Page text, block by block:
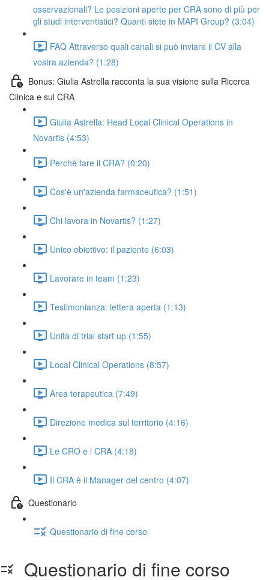
osservazionali? Le posizioni aperte per CRA sono di più per
gli studi interventistici? Quanti siete in MAPI Group? (3:04)
FAQ Attraverso quali canali si può inviare il CV alla
vostra azienda? (1:28)
Bonus: Giulia Astrella racconta la sua visione sulla Ricerca
Clinica e sul CRA
Giulia Astrella: Head Local Clinical Operations in
Novartis (4:53)
Perchè fare il CRA? (0:20)
Cos'è un'azienda farmaceutica? (1:51)
Chi lavora in Novartis? (1:27)
Unico obiettivo: il paziente (6:03)
Lavorare in team (1:23)
Testimonianza: lettera aperta (1:13)
Unità di trial start up (1:55)
Local Clinical Operations (8:57)
Area terapeutica (7:49)
Direzione medica sul territorio (4:16)
Le CRO e i CRA (4:18)
Il CRA è il Manager del centro (4:07)
Questionario
Questionario di fine corso
Questionario di fine corso